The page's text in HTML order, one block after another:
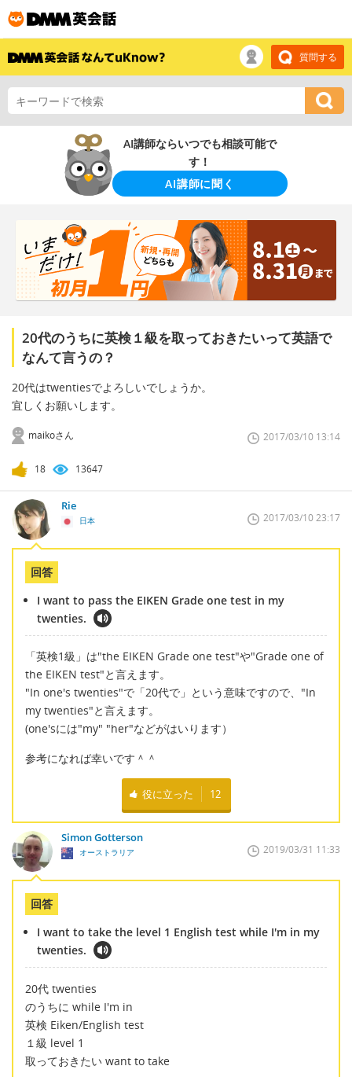
質問する
AI講師ならいつでも相談可能で
す！
AI講師に聞く
20代のうちに英検１級を取っておきたいって英語で
なんて言うの？
20代はtwentiesでよろしいでしょうか。
宜しくお願いします。
maikoさん 2017/03/10 13:14
18 13647
Rie
日本 2017/03/10 23:17
回答
I want to pass the EIKEN Grade one test in my
twenties.
「英検1級」は"the EIKEN Grade one test"や"Grade one of
the EIKEN test"と言えます。
"In one's twenties"で「20代で」という意味ですので、"In
my twenties"と言えます。
(one'sには"my" "her"などがはいります）
参考になれば幸いです＾＾
役に立った 12
Simon Gotterson
オーストラリア 2019/03/31 11:33
回答
I want to take the level 1 English test while I'm in my
twenties.
20代 twenties
のうちに while I'm in
英検 Eiken/English test
１級 level 1
取っておきたい want to take